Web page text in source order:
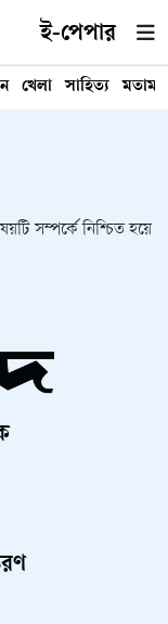
ই-পেপার
খেলা সাহিত্য মতামত
সম্পর্কে নিশ্চিত হয়ে